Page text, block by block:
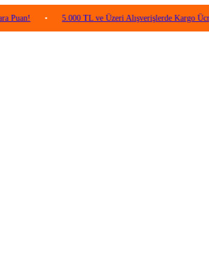
• 5.000 TL ve Üzeri Alışverişlerde Kargo Ücretsiz!